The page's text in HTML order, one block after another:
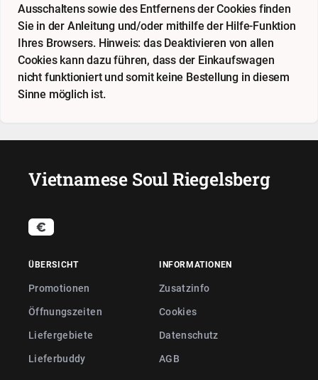
Ausschaltens sowie des Entfernens der Cookies finden
Sie in der Anleitung und/oder mithilfe der Hilfe-Funktion
Ihres Browsers. Hinweis: das Deaktivieren von allen
Cookies kann dazu führen, dass der Einkaufswagen
nicht funktioniert und somit keine Bestellung in diesem
Sinne möglich ist.
Vietnamese Soul Riegelsberg
ÜBERSICHT
Promotionen
Öffnungszeiten
Liefergebiete
Lieferbuddy
INFORMATIONEN
Zusatzinfo
Cookies
Datenschutz
AGB